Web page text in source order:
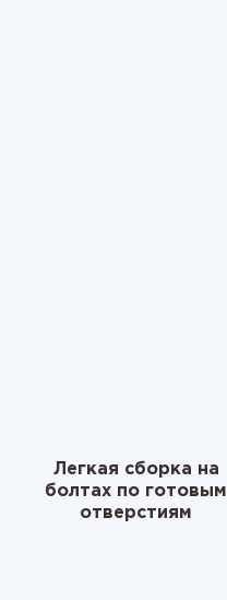
Легкая сборка на
болтах по готовым
отверстиям